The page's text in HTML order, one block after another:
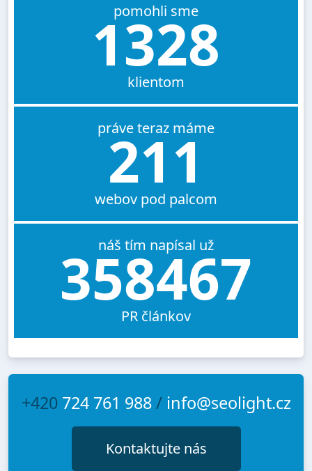
pomohli sme
1328
klientom
práve teraz máme
211
webov pod palcom
náš tím napísal už
358467
PR článkov
+420 724 761 988/ info@seolight.cz
Kontaktujte nás